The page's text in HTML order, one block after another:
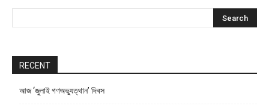
RECENT
আজ ‘জুলাই গণঅভ্যুত্থান’ দিবস